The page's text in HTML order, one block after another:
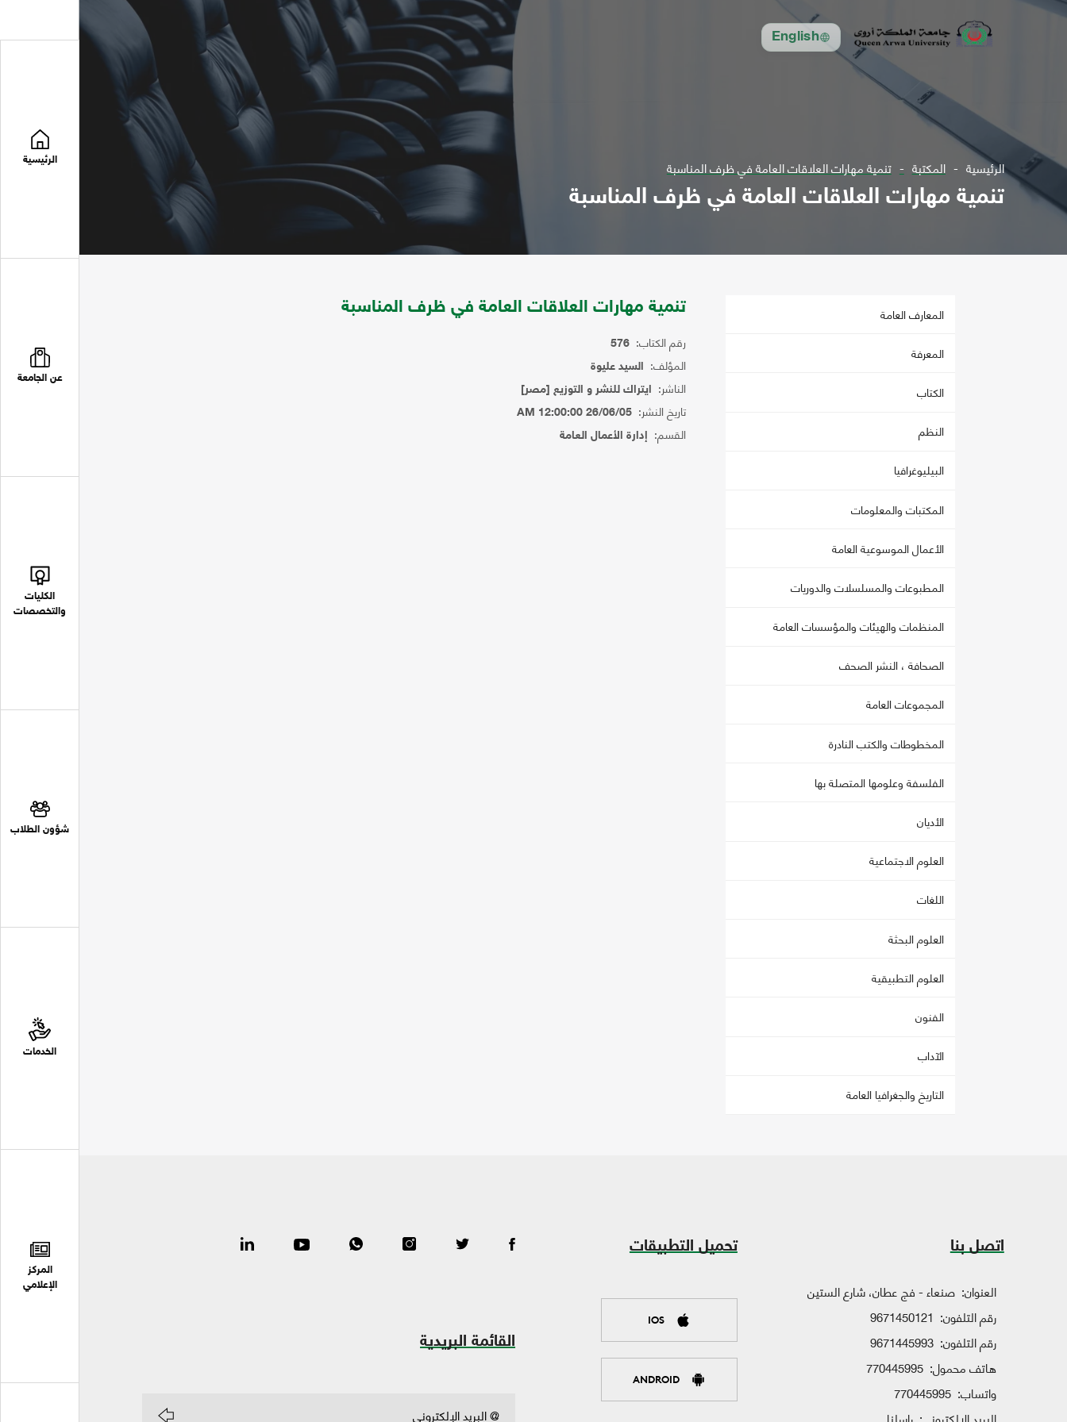
English
الرئيسية
عن الجامعة
الكليات
والتخصصات
شؤون الطلاب
الخدمات
المركز
الإعلامي
الرئيسية المكتبة تنمية مهارات العلاقات العامة في ظرف المناسبة
تنمية مهارات العلاقات العامة في ظرف المناسبة
المعارف العامة
المعرفة
الكتاب
النظم
البيليوغرافيا
المكتبات والمعلومات
الأعمال الموسوعية العامة
المطبوعات والمسلسلات والدوريات
المنظمات والهيئات والمؤسسات العامة
الصحافة ، النشر الصحف
المجموعات العامة
المخطوطات والكتب النادرة
الفلسفة وعلومها المتصلة بها
الأديان
العلوم الاجتماعية
اللغات
العلوم البحثة
العلوم التطبيقية
الفنون
الآداب
التاريخ والجغرافيا العامة
تنمية مهارات العلاقات العامة في ظرف المناسبة
رقم الكتاب: 576
المؤلف: السيد عليوة
الناشر: ايتراك للنشر و التوزيع [مصر]
تاريخ النشر: 26/06/05 12:00:00 AM
القسم: إدارة الأعمال العامة
اتصل بنا
العنوان: صنعاء - فج عطان، شارع الستين
رقم التلفون: 9671450121
رقم التلفون: 9671445993
هاتف محمول: 770445995
واتساب: 770445995
تحميل التطبيقات
IOS
ANDROID
القائمة البريدية